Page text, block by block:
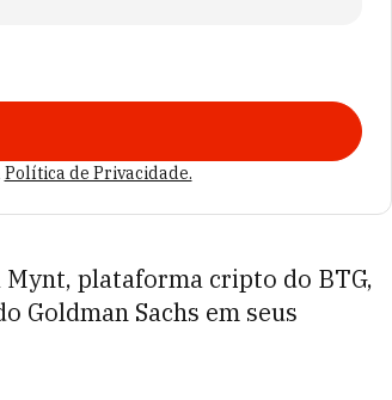
Política de Privacidade.
plataforma cripto do BTG,
Goldman Sachs em seus